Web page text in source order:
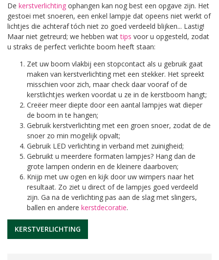
De kerstverlichting ophangen kan nog best een opgave zijn. Het
gestoei met snoeren, een enkel lampje dat opeens niet werkt of
lichtjes die achteraf tóch niet zo goed verdeeld blijken... Lastig!
Maar niet getreurd; we hebben wattips voor u opgesteld, zodat
u straks de perfect verlichte boom heeft staan:
Zet uw boom vlakbij een stopcontact als u gebruik gaat
maken van kerstverlichting met een stekker. Het spreekt
misschien voor zich, maar check daar vooraf of de
kerstlichtjes werken voordat u ze in de kerstboom hangt;
Creëer meer diepte door een aantal lampjes wat dieper
de boom in te hangen;
Gebruik kerstverlichting met een groen snoer, zodat de de
snoer zo min mogelijk opvalt;
Gebruik LED verlichting in verband met zuinigheid;
Gebruikt u meerdere formaten lampjes? Hang dan de
grote lampen onderin en de kleinere daarboven;
Knijp met uw ogen en kijk door uw wimpers naar het
resultaat. Zo ziet u direct of de lampjes goed verdeeld
zijn. Ga na de verlichting pas aan de slag met slingers,
ballen en andere kerstdecoratie.
KERSTVERLICHTING